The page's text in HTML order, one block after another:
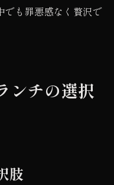
でも罪悪感なく贅沢で
ンチの選択
肢